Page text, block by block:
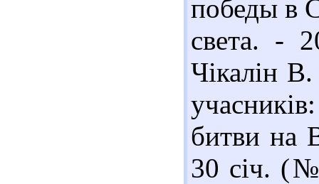
победы в
света. -
Чікалін
битви на
30 січ.